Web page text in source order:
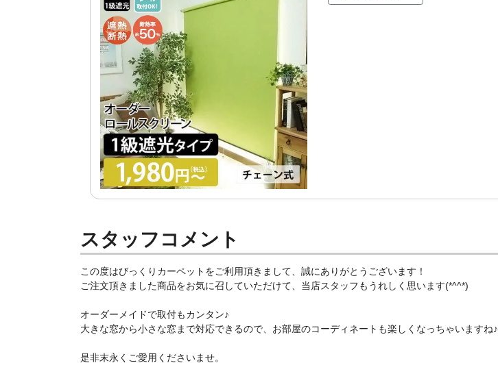
スタッフコメント
この度はびっくりカーペットをご利用頂きまして、誠にありがとうございます！
ご注文頂きました商品をお気に召していただけて、当店スタッフもうれしく思います(*^^*)
オーダーメイドで取付もカンタン♪
大きな窓から小さな窓まで対応できるので、お部屋のコーディネートも楽しくなっちゃいますね♪
是非末永くご愛用くださいませ。